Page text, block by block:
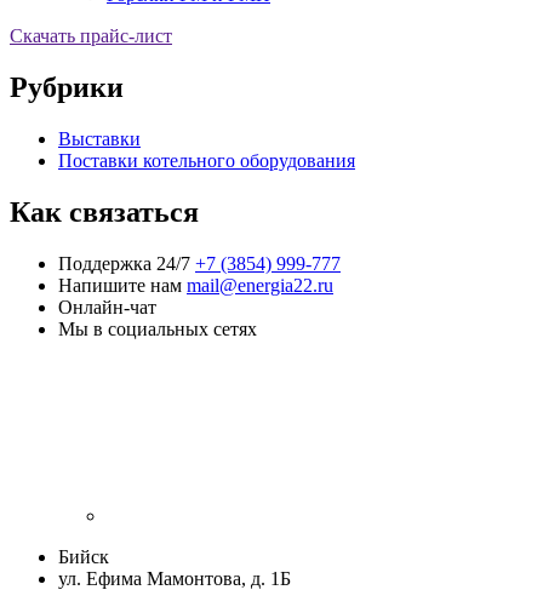
Скачать прайс-лист
Рубрики
Выставки
Поставки котельного оборудования
Как связаться
Поддержка 24/7 +7 (3854) 999-777
Напишите нам mail@energia22.ru
Онлайн-чат
Мы в социальных сетях
Бийск
ул. Ефима Мамонтова, д. 1Б